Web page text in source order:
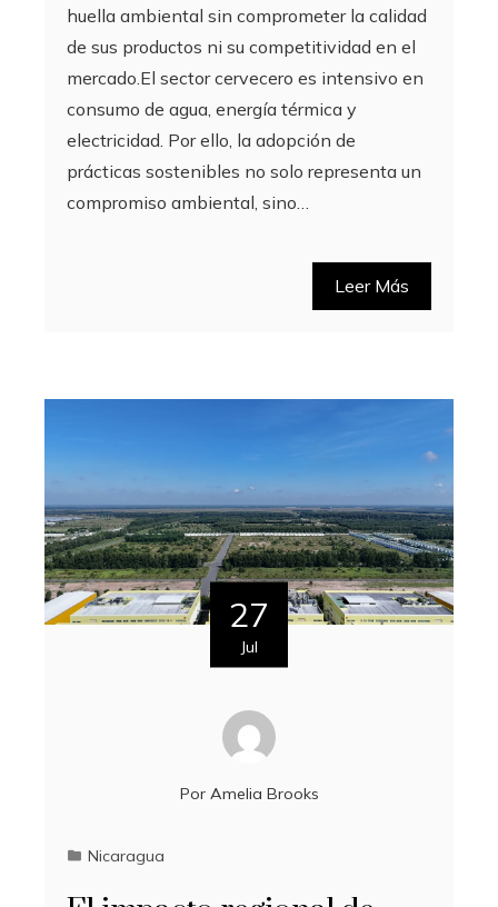
huella ambiental sin comprometer la calidad
de sus productos ni su competitividad en el
mercado.El sector cervecero es intensivo en
consumo de agua, energía térmica y
electricidad. Por ello, la adopción de
prácticas sostenibles no solo representa un
compromiso ambiental, sino…
Leer Más
27
Jul
Por Amelia Brooks
Nicaragua